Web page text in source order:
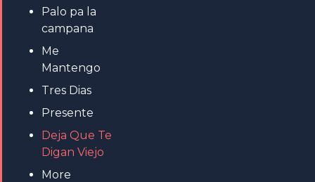
Palo pa la
campana
Me
Mantengo
Tres Dias
Presente
Deja Que Te
Digan Viejo
More